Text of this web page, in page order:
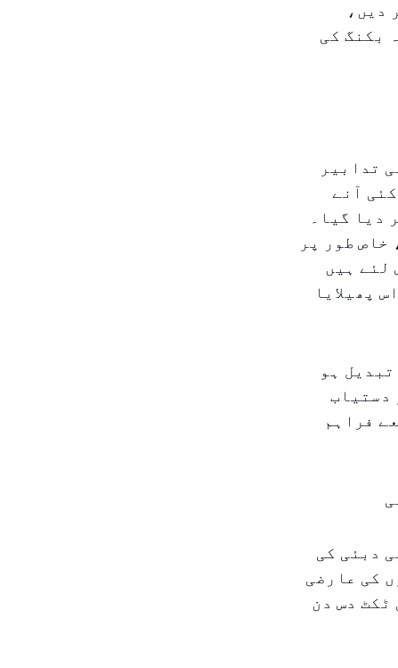
دیں،
بکنگ کی
تدابیر
آنے
دیا گیا۔
خاص طور پر
لئے ہیں
پھیلایا
ہو
دستیاب
فراہم
دبئی کی
کی عارضی
ٹکٹ دس دن